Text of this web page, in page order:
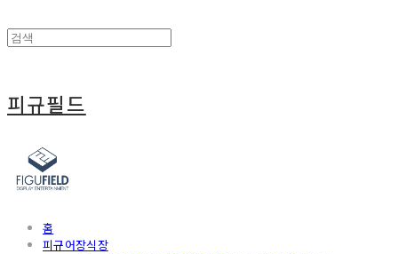
피규필드
홈
피규어장식장